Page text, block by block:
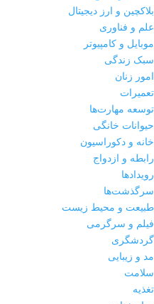
بلاکچین و ارز دیجیتال
علم و فناوری
موبایل و کامپیوتر
سبک زندگی
امور زنان
تعمیرات
توسعه مهارت‌ها
حیوانات خانگی
خانه و دکوراسیون
رابطه و ازدواج
رویدادها
سرگذشت‌ها
طبیعت و محیط زیست
فیلم و سرگرمی
گردشگری
مد و زیبایی
سلامت
تغذیه